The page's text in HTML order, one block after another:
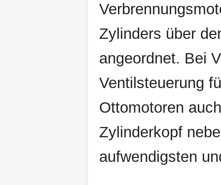
Zylinders über
angeordnet. Bei
Ventilsteuerung
Ottomotoren
Zylinderkopf
aufwendigsten